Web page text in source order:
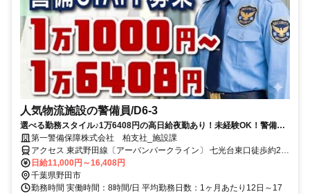
人気物流施設の警備員/D6-3
選べる勤務スタイル♪1万6408円の高日給夜勤あり！未経験OK！警備員
デビューも大歓迎です！
第一警備保障株式会社 柏支社_施設課
アクセス 東武野田線〔アーバンパークライン〕 七光台東口徒歩約21
分、東武野田線〔アーバンパークライン〕 清水公園西口徒歩約30
分、東武野田線〔アーバンパークライン〕 川間南口徒歩約35分 七光
台駅・野田市駅より車ですぐ◆車・バイク・自転車通勤OK／直行直
日給11,000円～16,408円
千葉県野田市
勤務時間 実働時間：8時間/日 平均勤務日数：1ヶ月あたり12日～17